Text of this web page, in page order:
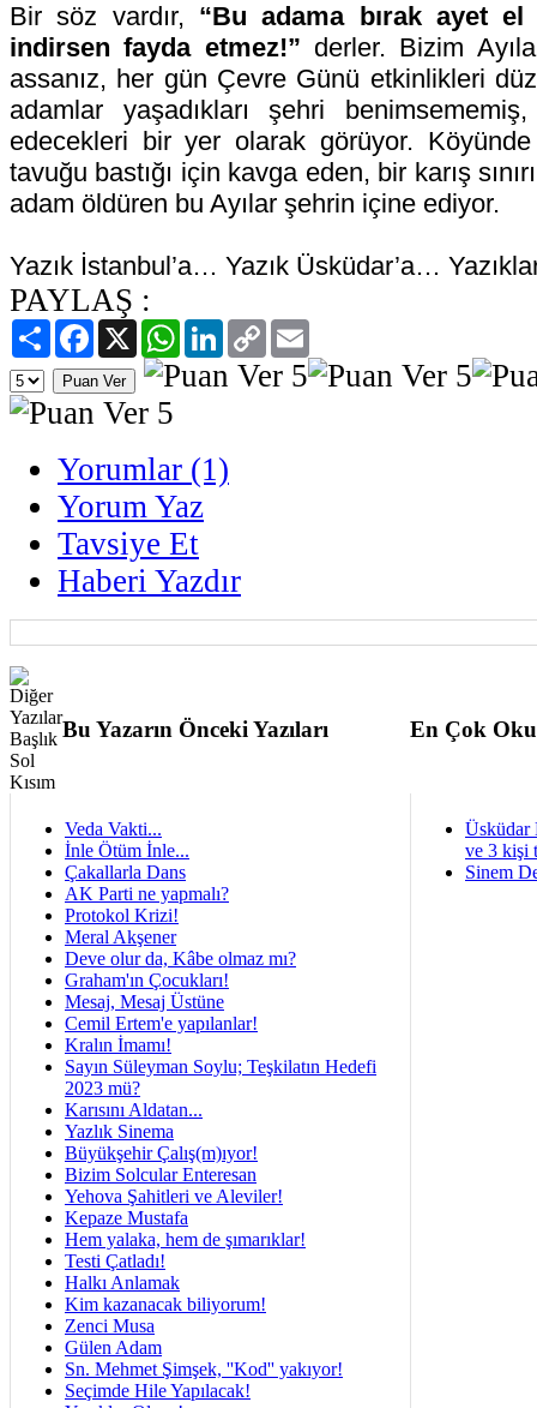
Bir söz vardır, “Bu adama bırak ayet
indirsen fayda etmez!” derler. Bizim
assanız, her gün Çevre Günü etkinlikleri
adamlar yaşadıkları şehri
edecekleri bir yer olarak görüyor. Köyünde
tavuğu bastığı için kavga eden, bir karış
adam öldüren bu Ayılar şehrin içine ediyor.
Yazık İstanbul’a… Yazık Üsküdar’a…
PAYLAŞ :
PaylaşFacebook
X WhatsAppLinkedIn
Copy
Link
Yorumlar (1)
Yorum Yaz
Tavsiye Et
Haberi Yazdır
Bu Yazarın Önceki Yazıları En Çok
Veda Vakti...
İnle Ötüm İnle...
Çakallarla Dans
AK Parti ne yapmalı?
Protokol Krizi!
Meral Akşener
Deve olur da, Kâbe olmaz mı?
Graham'ın Çocukları!
Mesaj, Mesaj Üstüne
Cemil Ertem'e yapılanlar!
Kralın İmamı!
Sayın Süleyman Soylu; Teşkilatın Hedefi
2023 mü?
Karısını Aldatan...
Yazlık Sinema
Büyükşehir Çalış(m)ıyor!
Bizim Solcular Enteresan
Yehova Şahitleri ve Aleviler!
Kepaze Mustafa
Hem yalaka, hem de şımarıklar!
Testi Çatladı!
Halkı Anlamak
Kim kazanacak biliyorum!
Zenci Musa
Gülen Adam
Sn. Mehmet Şimşek, ''Kod'' yakıyor!
Seçimde Hile Yapılacak!
Üsküdar
ve 3 kişi
Sinem